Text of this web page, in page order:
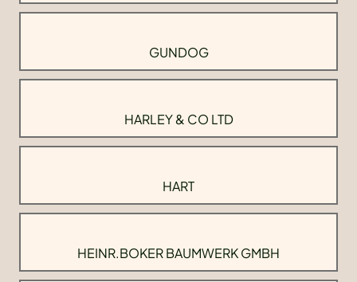
GUNDOG
HARLEY & CO LTD
HART
HEINR.BOKER BAUMWERK GMBH